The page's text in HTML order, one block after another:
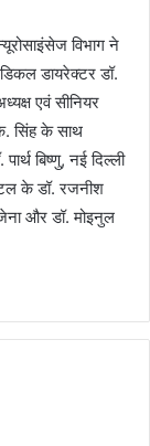
विभाग ने
डायरेक्टर डॉ.
एवं सीनियर
सिंह के साथ
बिष्णु, नई दिल्ली
के डॉ. रजनीश
और डॉ. मोइनुल